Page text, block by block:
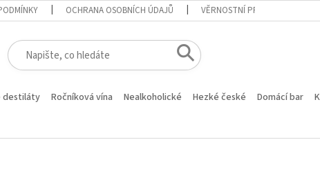
OCHRANA OSOBNÍCH ÚDAJŮ VĚRNOSTNÍ PROGRAM
destiláty Ročníková vína Nealkoholické Hezké české Domácí bar